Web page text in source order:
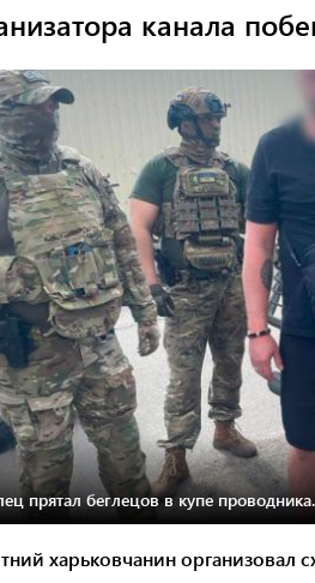
канала
прятал беглецов в купе проводника.
харьковчанин организовал